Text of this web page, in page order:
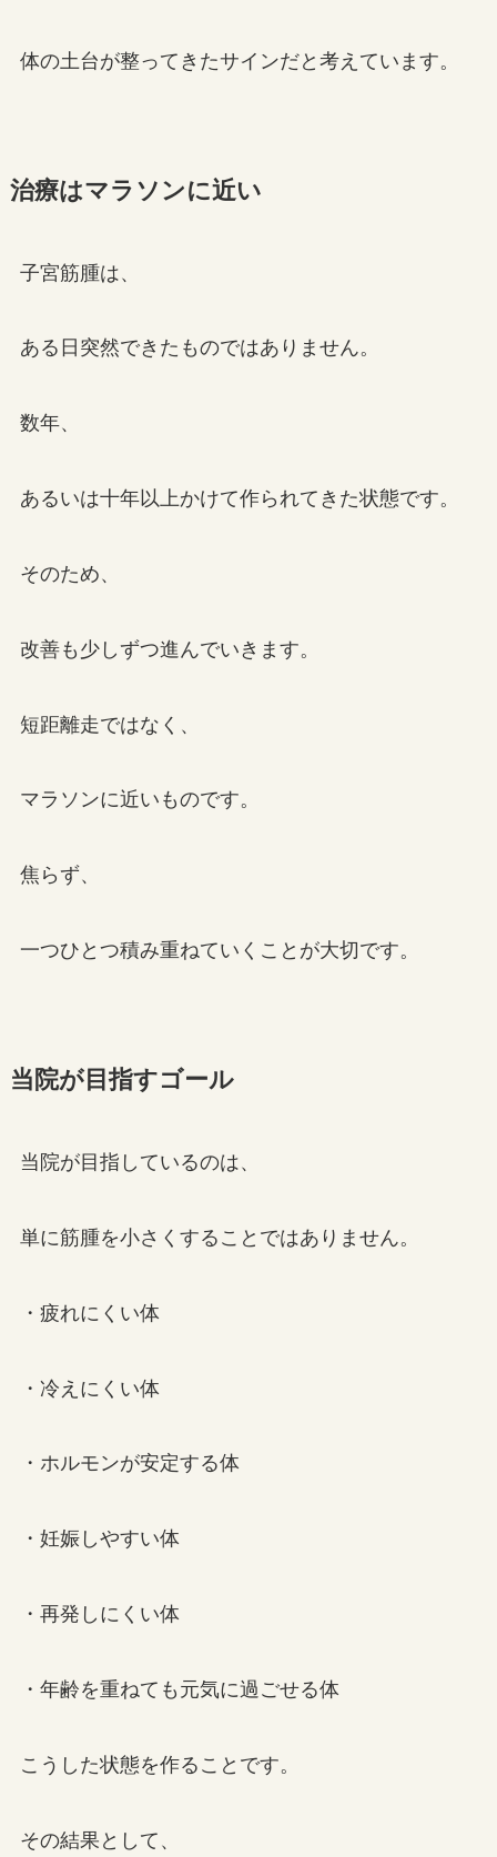
体の土台が整ってきたサインだと考えています。
治療はマラソンに近い
子宮筋腫は、
ある日突然できたものではありません。
数年、
あるいは十年以上かけて作られてきた状態です。
そのため、
改善も少しずつ進んでいきます。
短距離走ではなく、
マラソンに近いものです。
焦らず、
一つひとつ積み重ねていくことが大切です。
当院が目指すゴール
当院が目指しているのは、
単に筋腫を小さくすることではありません。
・疲れにくい体
・冷えにくい体
・ホルモンが安定する体
・妊娠しやすい体
・再発しにくい体
・年齢を重ねても元気に過ごせる体
こうした状態を作ることです。
その結果として、